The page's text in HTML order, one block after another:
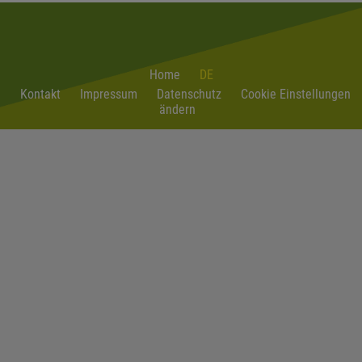
Home
DE
Kontakt
Impressum Datenschutz
Cookie Einstellungen
ändern